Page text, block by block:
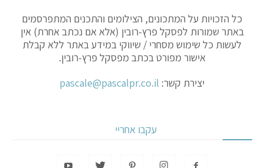
כל הזכויות על המתכונים, הצילומים והתכנים המתפרסמים
באתר שמורות לפסקל פרץ-רובין (אלא אם נכתב אחרת) אין
לעשות כל שימוש מסחרי / שיווקי במידע באתר ללא קבלת
אישור מפורט בכתב מפסקל פרץ-רובין.
יצירת קשר: pascale@pascalpr.co.il
עקבו אחריי